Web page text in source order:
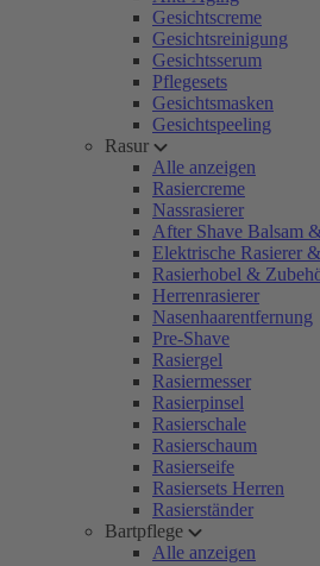
Gesichtscreme
Gesichtsreinigung
Gesichtsserum
Pflegesets
Gesichtsmasken
Gesichtspeeling
Rasur
Alle anzeigen
Rasiercreme
Nassrasierer
After Shave Balsam
Elektrische Rasierer
Rasierhobel &
Herrenrasierer
Nasenhaarentfernung
Pre-Shave
Rasiergel
Rasiermesser
Rasierpinsel
Rasierschale
Rasierschaum
Rasierseife
Rasiersets Herren
Rasierständer
Bartpflege
Alle anzeigen